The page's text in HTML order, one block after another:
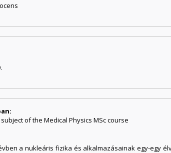
of the Medical Physics MSc course
a nukleáris fizika és alkalmazásainak egy-egy